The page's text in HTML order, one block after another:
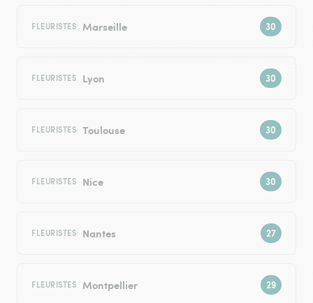
FLEURISTES Marseille
FLEURISTES Lyon
FLEURISTES Toulouse
FLEURISTES Nice
FLEURISTES Nantes
FLEURISTES Montpellier